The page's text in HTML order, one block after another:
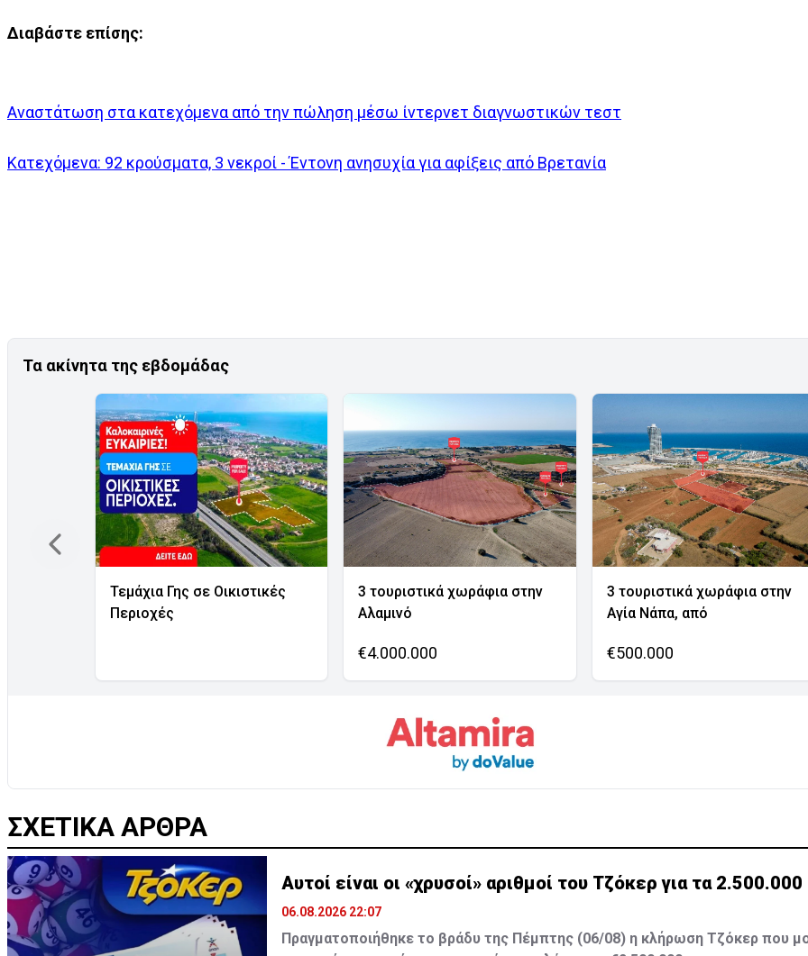
Διαβάστε επίσης:
Αναστάτωση στα κατεχόμενα από την πώληση μέσω ίντερνετ διαγνωστικών τεστ
Κατεχόμενα: 92 κρούσματα, 3 νεκροί - Έντονη ανησυχία για αφίξεις από Βρετανία
Τα ακίνητα της εβδομάδας
Τεμάχια Γης σε Οικιστικές
Περιοχές
3 τουριστικά χωράφια στην
Αλαμινό
€4.000.000
3 τουριστικά χωράφια στην
Αγία Νάπα, από
€500.000
ΣΧΕΤΙΚΑ ΑΡΘΡΑ
Αυτοί είναι οι «χρυσοί» αριθμοί του Τζόκερ για τα
06.08.2026 22:07
Πραγματοποιήθηκε το βράδυ της Πέμπτης (06/08) η κλήρωση Τζόκερ που